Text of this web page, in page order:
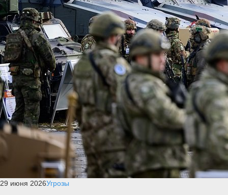
29 июня 2026Угрозы